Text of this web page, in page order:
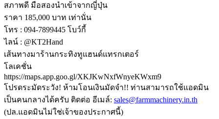
สภาพดี มือสองนำเข้าจากญี่ปุ่น
ราคา 185,000 บาท เท่านั่น
โทร : 094-7899445 โบว์กี้
ไลน์ : @KT2Hand
เส้นทางมาร้านกระทิงทูแฮนด์แทรกเตอร์
โลเคชั่น
https://maps.app.goo.gl/XKJKwNxfWnyeKWxm9
โปรดระมัดระวัง! ห้ามโอนเงินมัดจำ!! ท่านสามารถใช้แอดมิน
เป็นคนกลางได้ครับ ติดต่อ อีเมล์: sales@farmmachinery.in.th
(ปล.แอดมินไม่ใช่เจ้าของประกาศนี้)